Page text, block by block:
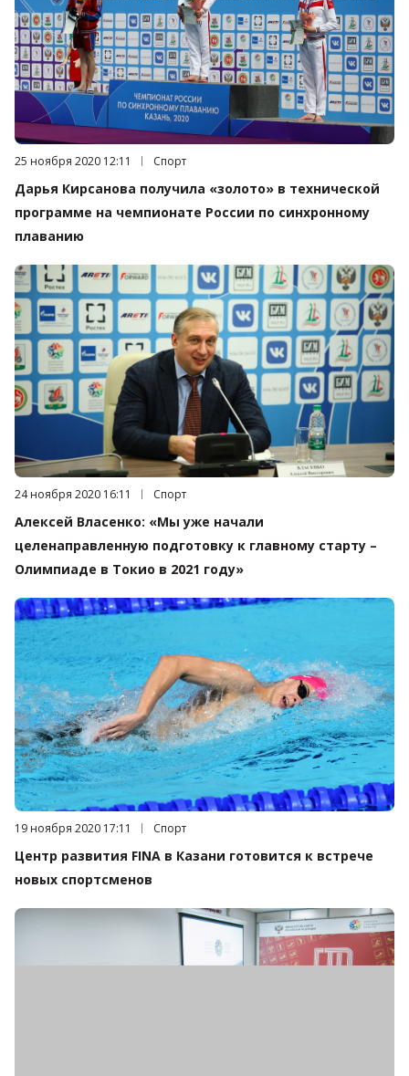
Дата публикации:
25 ноября 2020 12:11 Категория:
Спорт
Дарья Кирсанова получила «золото» в технической
программе на чемпионате России по синхронному
плаванию
Дата публикации:
24 ноября 2020 16:11 Категория:
Спорт
Алексей Власенко: «Мы уже начали
целенаправленную подготовку к главному старту –
Олимпиаде в Токио в 2021 году»
Дата публикации:
19 ноября 2020 17:11 Категория:
Спорт
Центр развития FINA в Казани готовится к встрече
новых спортсменов